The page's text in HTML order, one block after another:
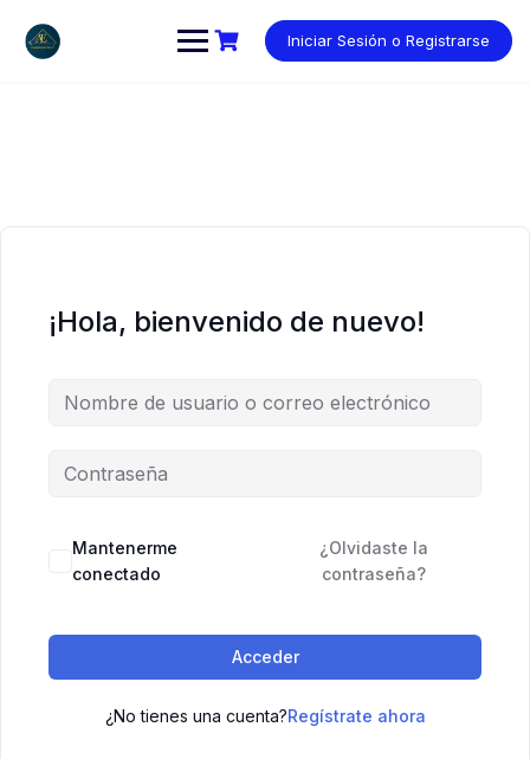
contenido
Iniciar Sesión o Registrarse
¡Hola, bienvenido de nuevo!
Mantenerme
conectado
¿Olvidaste la
contraseña?
Acceder
¿No tienes una cuenta?Regístrate ahora